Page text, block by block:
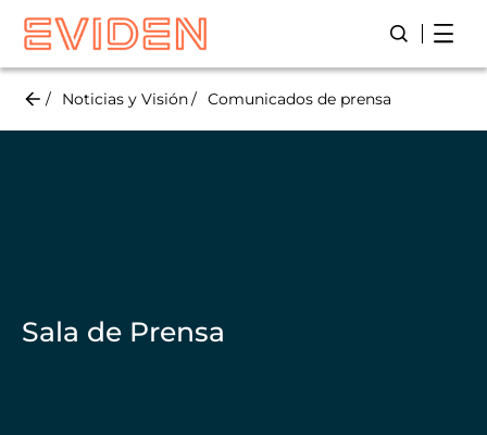
Skip
main
Abre/
Noticias y Visión Comunicados de prensa
Sala de Prensa